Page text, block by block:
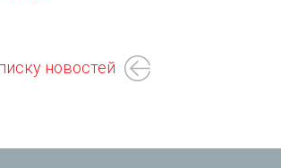
новостей